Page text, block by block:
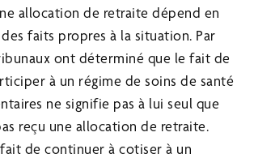
allocation de retraite dépend en
faits propres à la situation. Par
ont déterminé que le fait de
à un régime de soins de santé
ne signifie pas à lui seul que
reçu une allocation de retraite.
de continuer à cotiser à un